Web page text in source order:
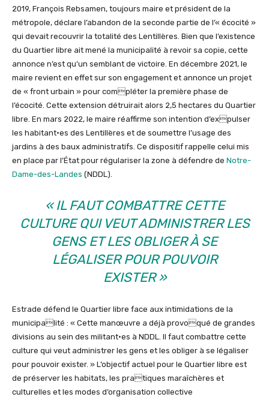
2019, François Rebsamen, toujours maire et président de la
métropole, déclare l’abandon de la seconde partie de l’« écocité »
qui devait recouvrir la totalité des Lentillères. Bien que l’existence
du Quartier libre ait mené la municipalité à revoir sa copie, cette
annonce n’est qu’un semblant de victoire. En décembre 2021, le
maire revient en effet sur son engagement et annonce un projet
de « front urbain » pour compléter la première phase de
l’écocité. Cette extension détruirait alors 2,5 hectares du Quartier
libre. En mars 2022, le maire réaffirme son intention d’expulser
les habitant·es des Lentillères et de soumettre l’usage des
jardins à des baux administratifs. Ce dispositif rappelle celui mis
en place par l’État pour régulariser la zone à défendre de Notre-
Dame-des-Landes (NDDL).
«IL FAUT COMBATTRE CETTE
CULTURE QUI VEUT ADMINISTRER LES
GENS ET LES OBLIGER À SE
LÉGALISER POUR POUVOIR
EXISTER»
Estrade défend le Quartier libre face aux intimidations de la
municipalité : « Cette manœuvre a déjà provoqué de grandes
divisions au sein des militant·es à NDDL. Il faut combattre cette
culture qui veut administrer les gens et les obliger à se légaliser
pour pouvoir exister. » L’objectif actuel pour le Quartier libre est
de préserver les habitats, les pratiques maraîchères et
culturelles et les modes d’organisation collective